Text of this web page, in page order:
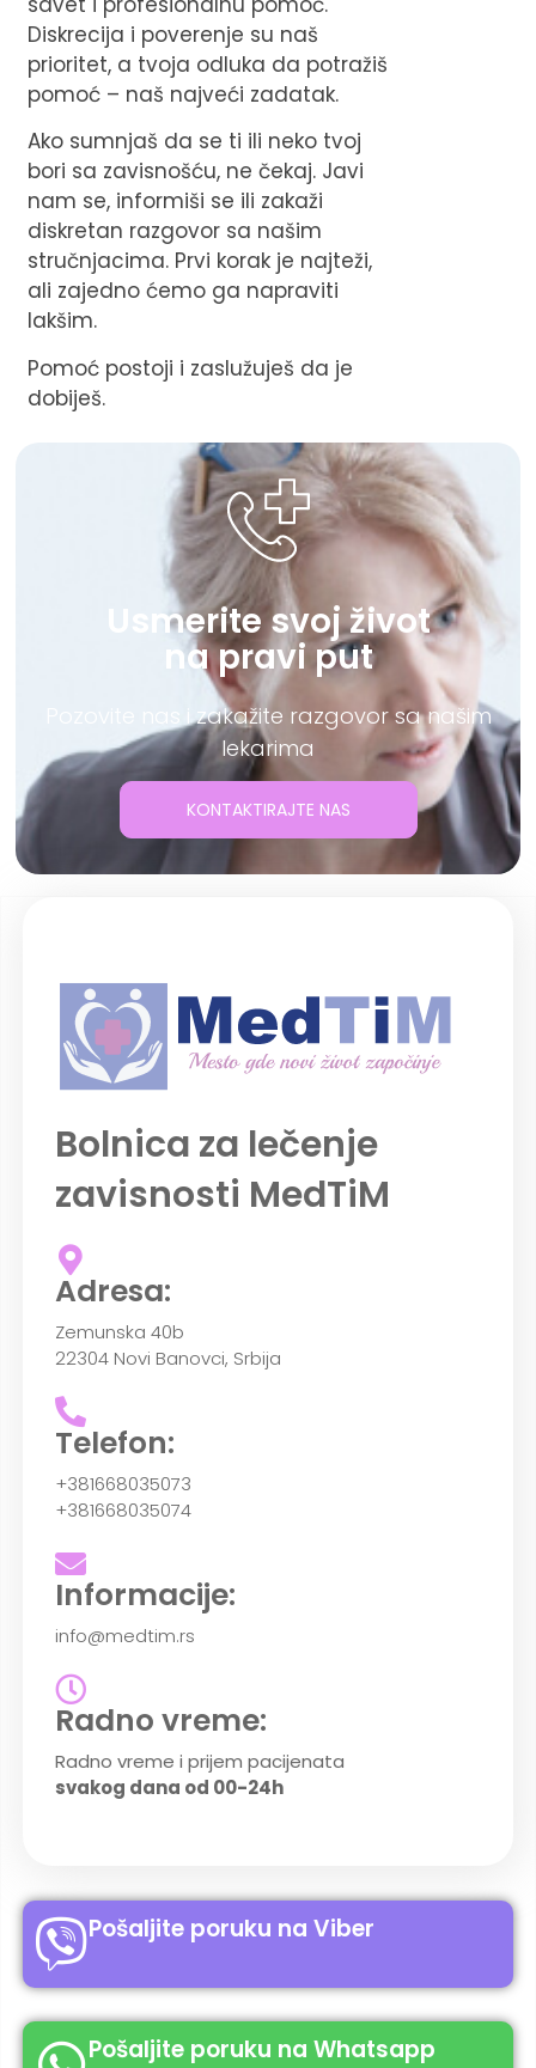
Diskrecija i poverenje su naš
prioritet, a tvoja odluka da potražiš
pomoć – naš najveći zadatak.
Ako sumnjaš da se ti ili neko tvoj
bori sa zavisnošću, ne čekaj. Javi
nam se, informiši se ili zakaži
diskretan razgovor sa našim
stručnjacima. Prvi korak je najteži,
ali zajedno ćemo ga napraviti
lakšim.
Pomoć postoji i zaslužuješ da je
dobiješ.
Usmerite svoj život
na pravi put
Pozovite nas i zakažite razgovor sa našim
lekarima
KONTAKTIRAJTE NAS
Bolnica za lečenje
zavisnosti MedTiM
Adresa:
Zemunska 40b
22304 Novi Banovci, Srbija
Telefon:
+381668035073
+381668035074
Informacije:
info@medtim.rs
Radno vreme:
Radno vreme i prijem pacijenata
svakog dana od 00-24h
Pošaljite poruku na Viber
Pošaljite poruku na Whatsapp